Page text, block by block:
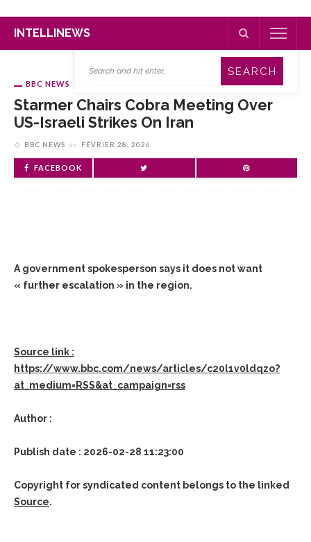
INTELLINEWS
BBC NEWS
Starmer Chairs Cobra Meeting Over
US-Israeli Strikes On Iran
BBC NEWS on FÉVRIER 28, 2026
FACEBOOK
A government spokesperson says it does not want
« further escalation » in the region.
Source link :
https://www.bbc.com/news/articles/c20l1v0ldqzo?
at_medium=RSS&at_campaign=rss
Author :
Publish date : 2026-02-28 11:23:00
Copyright for syndicated content belongs to the linked
Source.